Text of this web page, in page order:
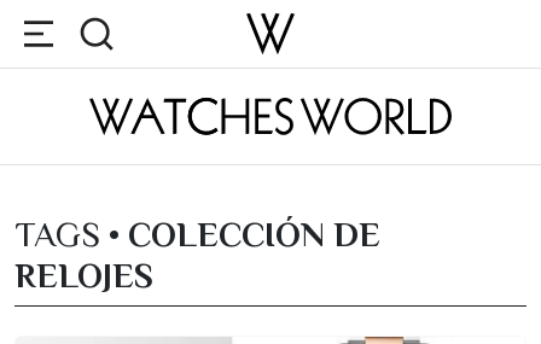
TAGS • COLECCIÓN DE
RELOJES